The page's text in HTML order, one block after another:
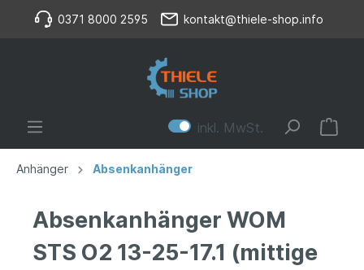
0371 8000 2595 kontakt@thiele-shop.info
inkl. MwSt.
Anhänger Absenkanhänger
Absenkanhänger WOM
STS O2 13-25-17.1 (mittige